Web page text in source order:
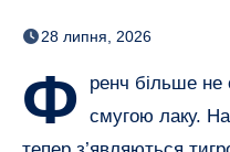
смугами,
28 липня, 2026
Ф
ренч більше не
смугою лаку. На